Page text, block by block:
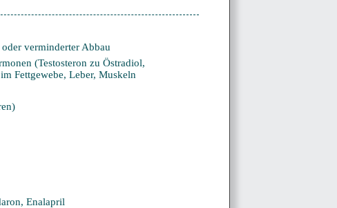
verminderter Abbau
(Testosteron zu Östradiol,
Fettgewebe, Leber, Muskeln
Enalapril